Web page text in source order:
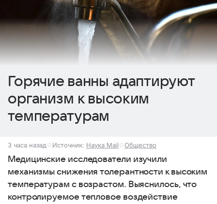
Горячие ванны адаптируют
организм к высоким
температурам
3 часа назад Источник: Наука Mail Общество
Медицинские исследователи изучили
механизмы снижения толерантности к высоким
температурам с возрастом. Выяснилось, что
контролируемое тепловое воздействие